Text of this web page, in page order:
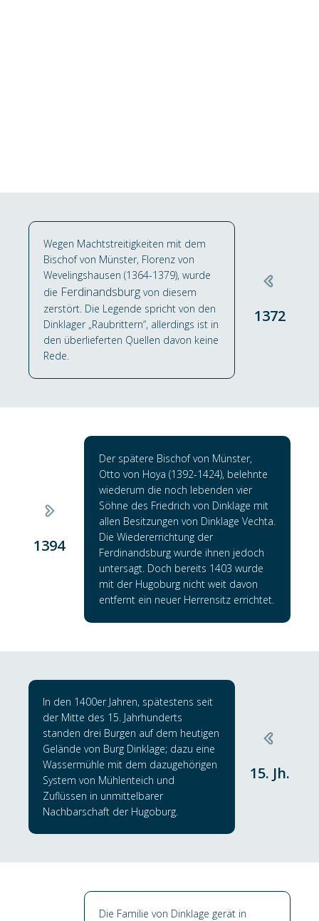
Wegen Machtstreitigkeiten mit dem
Bischof von Münster, Florenz von
Wevelingshausen (1364-1379), wurde
die Ferdinandsburg von diesem
zerstört. Die Legende spricht von den
Dinklager „Raubrittern“, allerdings ist in
den überlieferten Quellen davon keine
Rede.
1372
1394
Der spätere Bischof von Münster,
Otto von Hoya (1392-1424), belehnte
wiederum die noch lebenden vier
Söhne des Friedrich von Dinklage mit
allen Besitzungen von Dinklage Vechta.
Die Wiedererrichtung der
Ferdinandsburg wurde ihnen jedoch
untersagt. Doch bereits 1403 wurde
mit der Hugoburg nicht weit davon
entfernt ein neuer Herrensitz errichtet.
In den 1400er Jahren, spätestens seit
der Mitte des 15. Jahrhunderts
standen drei Burgen auf dem heutigen
Gelände von Burg Dinklage; dazu eine
Wassermühle mit dem dazugehörigen
System von Mühlenteich und
Zuflüssen in unmittelbarer
Nachbarschaft der Hugoburg.
15. Jh.
Die Familie von Dinklage gerät in